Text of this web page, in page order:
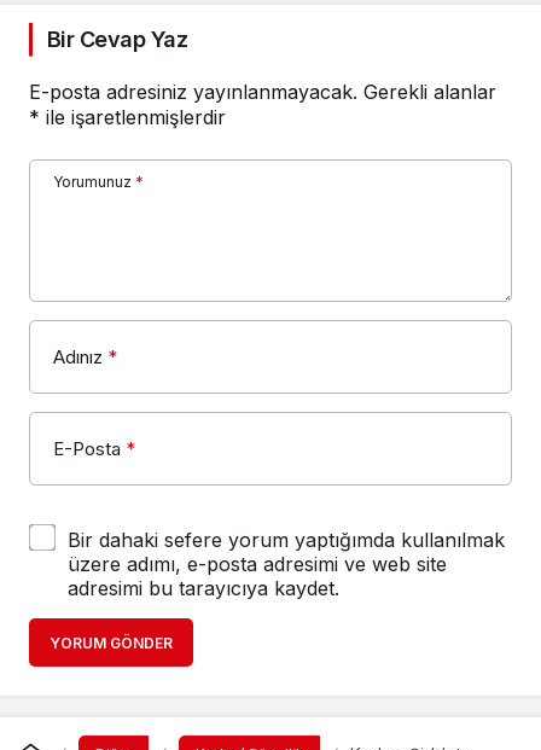
Bir Cevap Yaz
E-posta adresiniz yayınlanmayacak. Gerekli alanlar
* ile işaretlenmişlerdir
Yorumunuz *
Adınız *
E-Posta *
Bir dahaki sefere yorum yaptığımda kullanılmak
üzere adımı, e-posta adresimi ve web site
adresimi bu tarayıcıya kaydet.
YORUM GÖNDER